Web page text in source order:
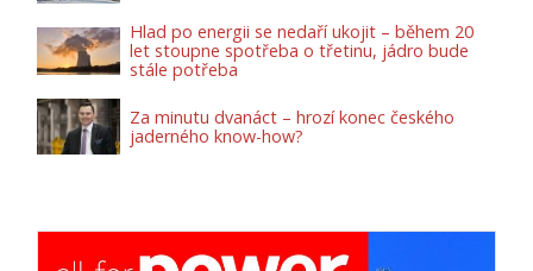
Hlad po energii se nedaří ukojit – během 20
let stoupne spotřeba o třetinu, jádro bude
stále potřeba
Za minutu dvanáct – hrozí konec českého
jaderného know-how?